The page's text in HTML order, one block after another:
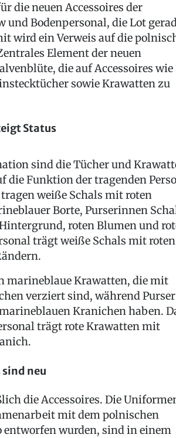
die neuen Accessoires der
und Bodenpersonal, die Lot
wird ein Verweis auf die
Element der neuen
die auf Accessoires wie
sowie Krawatten zu
Status
sind die Tücher und
die Funktion der tragenden
weiße Schals mit roten
Borte, Purserinnen
roten Blumen und
trägt weiße Schals mit roten
marineblaue Krawatten, die mit
verziert sind, während Purser
Kranichen haben.
trägt rote Krawatten mit
sind neu
die Accessoires. Die
mit dem polnischen
entworfen wurden, sind in einem